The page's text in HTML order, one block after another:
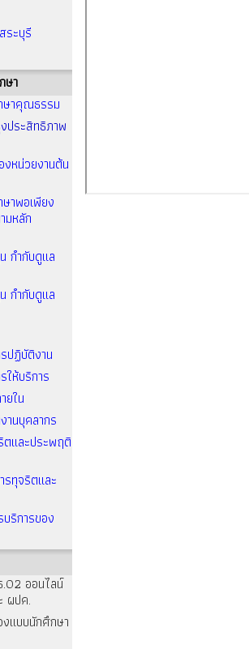
ระบุรี
ษา
ษาคุณธรรม
ประสิทธิภาพ
หน่วยงานต้น
าพอเพียง
มหลัก
กำกับดูแล
กำกับดูแล
ปฏิบัติงาน
ให้บริการ
ยใน
านบุคลากร
ตและประพฤติ
รทุจริตและ
ริการของ
.02 ออนไลน์
ผปค.
งแบบนักศึกษา